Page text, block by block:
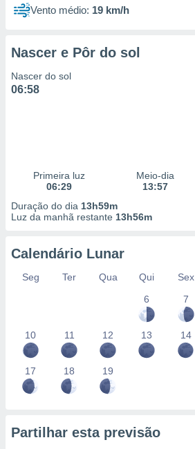
Vento médio: 19 km/h
Nascer e Pôr do sol
Nascer do sol
06:58
Primeira luz
06:29
Meio-dia
13:57
Duração do dia 13h59m
Luz da manhã restante 13h56m
Calendário Lunar
Seg Ter Qua Qui Sex
6
7
10 11 12 13 14
17 18 19
Partilhar esta previsão